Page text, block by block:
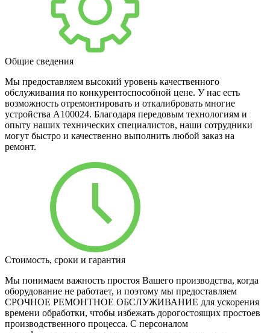
Общие сведения
Мы предоставляем высокий уровень качественного
обслуживания по конкурентоспособной цене. У нас есть
возможность отремонтировать и откалибровать многие
устройства A100024. Благодаря передовым технологиям и
опыту наших технических специалистов, наши сотрудники
могут быстро и качественно выполнить любой заказ на
ремонт.
Стоимость, сроки и гарантия
Мы понимаем важность простоя Вашего производства, когда
оборудование не работает, и поэтому мы предоставляем
СРОЧНОЕ РЕМОНТНОЕ ОБСЛУЖИВАНИЕ для ускорения
времени обработки, чтобы избежать дорогостоящих простоев
производственного процесса. С персоналом